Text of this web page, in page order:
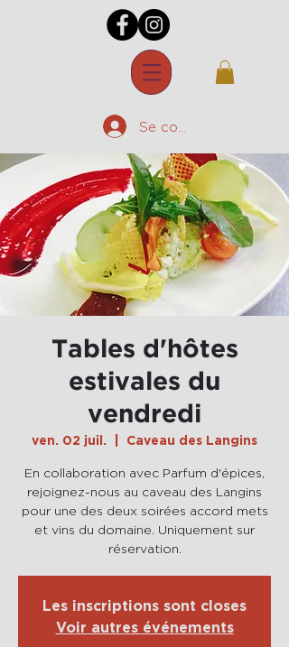
Se connecter
Tables d'hôtes
estivales du
vendredi
ven. 02 juil. Caveau des Langins
En collaboration avec Parfum d'épices,
rejoignez-nous au caveau des Langins
pour une des deux soirées accord mets
et vins du domaine. Uniquement sur
réservation.
Les inscriptions sont closes
Voir autres événements